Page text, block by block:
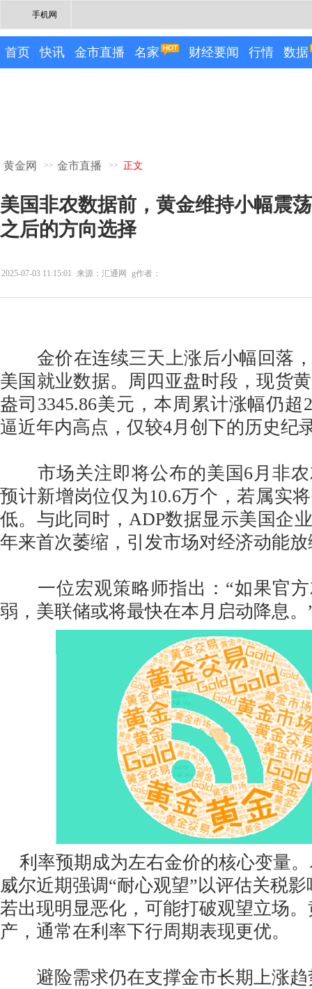
手机网
首页 快讯 金市直播 名家 财经要闻 行情 数据
黄金网 >> 金市直播 >> 正文
美国非农数据前，黄金维持小幅震
之后的方向选择
2025-07-03 11:15:01 来源：汇通网 g作者：
金价在连续三天上涨后小幅回落，
美国就业数据。周四亚盘时段，现货
盎司3345.86美元，本周累计涨幅仍
逼近年内高点，仅较4月创下的历史纪
市场关注即将公布的美国6月非农
预计新增岗位仅为10.6万个，若属实
低。与此同时，ADP数据显示美国企
年来首次萎缩，引发市场对经济动能
一位宏观策略师指出：“如果官方
弱，美联储或将最快在本月启动降息。
利率预期成为左右金价的核心变量
威尔近期强调“耐心观望”以评估关税
若出现明显恶化，可能打破观望立场
产，通常在利率下行周期表现更优。
避险需求仍在支撑金市长期上涨趋